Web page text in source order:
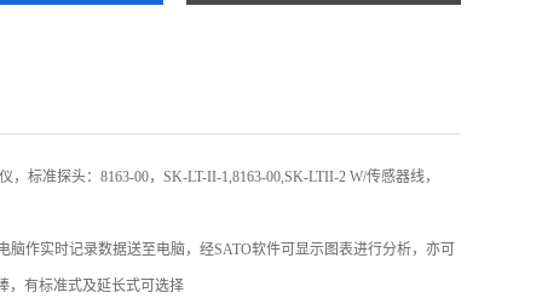
，标准探头：8163-00，SK-LT-II-1,8163-00,SK-LTII-2 W/传感器线，
作实时记录数据送至电脑，经SATO软件可显示图表进行分析，亦可
，有标准式及延长式可选择